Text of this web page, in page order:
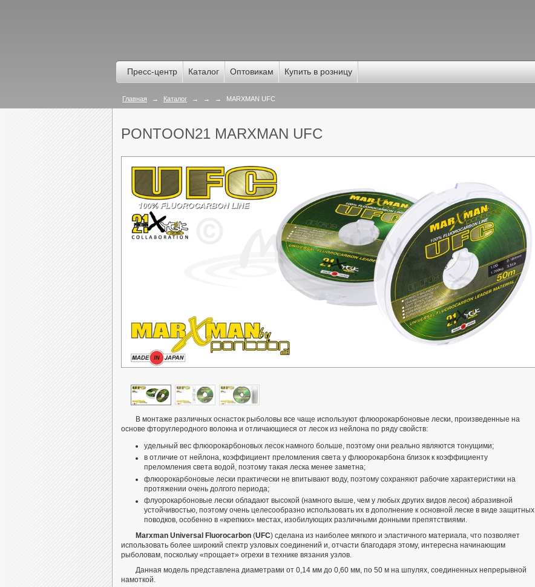
Пресс-центр Каталог Оптовикам Купить в розницу
Главная → Каталог → → → MARXMAN UFC
PONTOON21 MARXMAN UFC
В монтаже различных оснасток рыболовы все чаще используют флюорокарбоновые лески, произведенные на
основе фторуглеродного волокна и отличающиеся от лесок из нейлона по ряду свойств:
удельный вес флюорокарбоновых лесок намного больше, поэтому они реально являются тонущими;
в отличие от нейлона, коэффициент преломления света у флюорокарбона близок к коэффициенту
преломления света водой, поэтому такая леска менее заметна;
флюорокарбоновые лески практически не впитывают воду, поэтому сохраняют рабочие характеристики на
протяжении очень долгого периода;
флуорокарбоновые лески обладают высокой (намного выше, чем у любых других видов лесок) абразивной
устойчивостью, поэтому очень целесообразно использовать их в дополнение к основной леске в виде защитных
поводков, особенно в «крепких» местах, изобилующих различными донными препятствиями.
Marxman Universal Fluorocarbon(UFC) сделана из наиболее мягкого и эластичного материала, что позволяет
использовать более широкий спектр узловых соединений и, отчасти благодаря этому, интересна начинающим
рыболовам, поскольку «прощает» огрехи в технике вязания узлов.
Данная модель представлена диаметрами от 0,14 мм до 0,60 мм, по 50 м на шпулях, соединенных непрерывной
намоткой.